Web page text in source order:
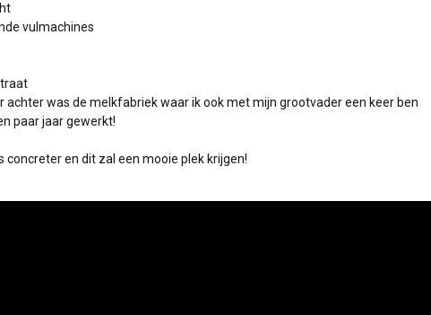
vulmachines
achter was de melkfabriek waar ik ook met mijn grootvader een keer ben
paar jaar gewerkt!
en dit zal een mooie plek krijgen!